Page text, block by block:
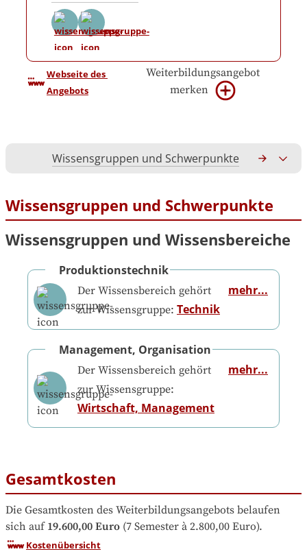
Webseite des
Angebots
Weiterbildungsangebot
merken
Wissensgruppen und Schwerpunkte
Wissensgruppen und Schwerpunkte
Wissensgruppen und Wissensbereiche
Produktionstechnik
Der Wissensbereich gehört
zur Wissensgruppe: Technik
mehr...
Management, Organisation
Der Wissensbereich gehört
zur Wissensgruppe:
Wirtschaft, Management
mehr...
Gesamtkosten
Die Gesamtkosten des Weiterbildungsangebots belaufen
sich auf 19.600,00 Euro (7 Semester à 2.800,00 Euro).
Kostenübersicht